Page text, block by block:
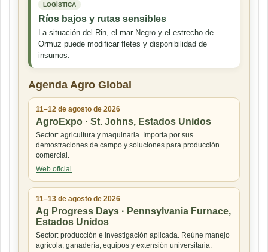
LOGÍSTICA
Ríos bajos y rutas sensibles
La situación del Rin, el mar Negro y el estrecho de
Ormuz puede modificar fletes y disponibilidad de
insumos.
Agenda Agro Global
11–12 de agosto de 2026
AgroExpo · St. Johns, Estados Unidos
Sector: agricultura y maquinaria. Importa por sus
demostraciones de campo y soluciones para producción
comercial.
Web oficial
11–13 de agosto de 2026
Ag Progress Days · Pennsylvania Furnace,
Estados Unidos
Sector: producción e investigación aplicada. Reúne manejo
agrícola, ganadería, equipos y extensión universitaria.